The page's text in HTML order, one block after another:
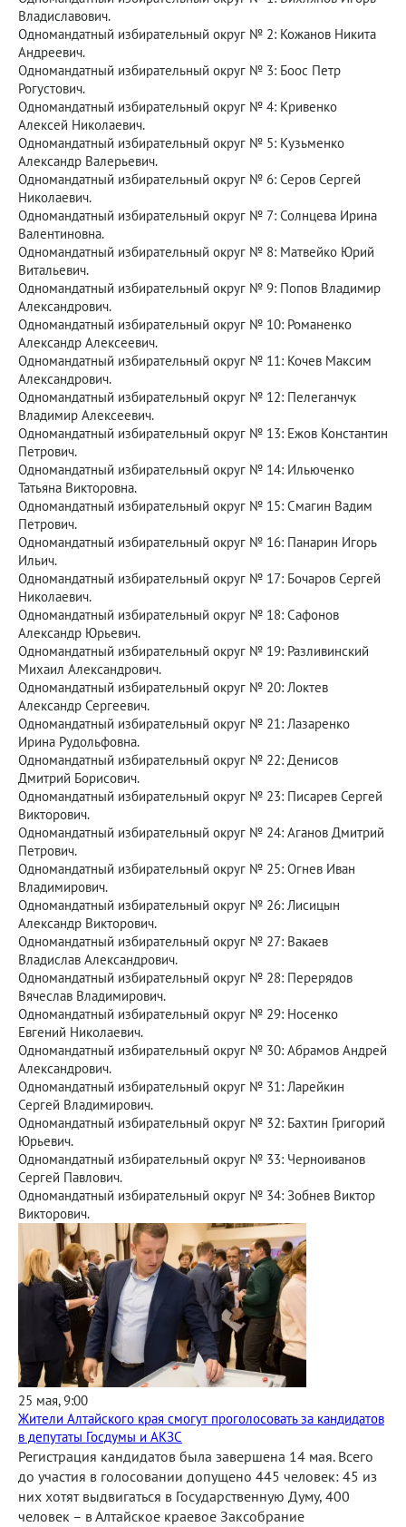
Владиславович.
Одномандатный избирательный округ № 2: Кожанов Никита
Андреевич.
Одномандатный избирательный округ № 3: Боос Петр
Рогустович.
Одномандатный избирательный округ № 4: Кривенко
Алексей Николаевич.
Одномандатный избирательный округ № 5: Кузьменко
Александр Валерьевич.
Одномандатный избирательный округ № 6: Серов Сергей
Николаевич.
Одномандатный избирательный округ № 7: Солнцева Ирина
Валентиновна.
Одномандатный избирательный округ № 8: Матвейко Юрий
Витальевич.
Одномандатный избирательный округ № 9: Попов Владимир
Александрович.
Одномандатный избирательный округ № 10: Романенко
Александр Алексеевич.
Одномандатный избирательный округ № 11: Кочев Максим
Александрович.
Одномандатный избирательный округ № 12: Пелеганчук
Владимир Алексеевич.
Одномандатный избирательный округ № 13: Ежов Константин
Петрович.
Одномандатный избирательный округ № 14: Ильюченко
Татьяна Викторовна.
Одномандатный избирательный округ № 15: Смагин Вадим
Петрович.
Одномандатный избирательный округ № 16: Панарин Игорь
Ильич.
Одномандатный избирательный округ № 17: Бочаров Сергей
Николаевич.
Одномандатный избирательный округ № 18: Сафонов
Александр Юрьевич.
Одномандатный избирательный округ № 19: Разливинский
Михаил Александрович.
Одномандатный избирательный округ № 20: Локтев
Александр Сергеевич.
Одномандатный избирательный округ № 21: Лазаренко
Ирина Рудольфовна.
Одномандатный избирательный округ № 22: Денисов
Дмитрий Борисович.
Одномандатный избирательный округ № 23: Писарев Сергей
Викторович.
Одномандатный избирательный округ № 24: Аганов Дмитрий
Петрович.
Одномандатный избирательный округ № 25: Огнев Иван
Владимирович.
Одномандатный избирательный округ № 26: Лисицын
Александр Викторович.
Одномандатный избирательный округ № 27: Вакаев
Владислав Александрович.
Одномандатный избирательный округ № 28: Перерядов
Вячеслав Владимирович.
Одномандатный избирательный округ № 29: Носенко
Евгений Николаевич.
Одномандатный избирательный округ № 30: Абрамов Андрей
Александрович.
Одномандатный избирательный округ № 31: Ларейкин
Сергей Владимирович.
Одномандатный избирательный округ № 32: Бахтин Григорий
Юрьевич.
Одномандатный избирательный округ № 33: Черноиванов
Сергей Павлович.
Одномандатный избирательный округ № 34: Зобнев Виктор
Викторович.
25 мая, 9:00
Жители Алтайского края смогут проголосовать за кандидатов
в депутаты Госдумы и АКЗС
Регистрация кандидатов была завершена 14 мая. Всего
до участия в голосовании допущено 445 человек: 45 из
них хотят выдвигаться в Государственную Думу, 400
человек – в Алтайское краевое Заксобрание